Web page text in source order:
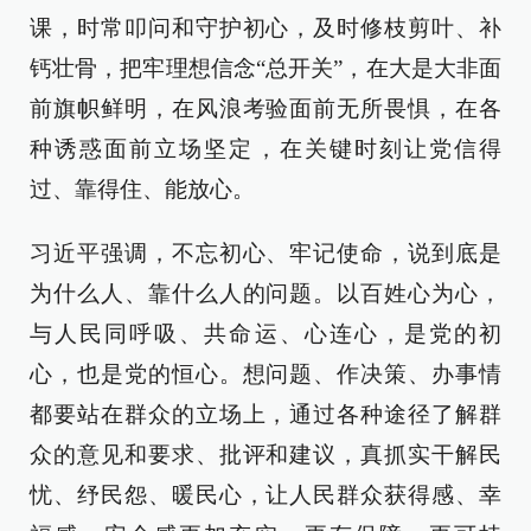
课，时常叩问和守护初心，及时修枝剪叶、补
钙壮骨，把牢理想信念“总开关”，在大是大非面
前旗帜鲜明，在风浪考验面前无所畏惧，在各
种诱惑面前立场坚定，在关键时刻让党信得
过、靠得住、能放心。
习近平强调，不忘初心、牢记使命，说到底是
为什么人、靠什么人的问题。以百姓心为心，
与人民同呼吸、共命运、心连心，是党的初
心，也是党的恒心。想问题、作决策、办事情
都要站在群众的立场上，通过各种途径了解群
众的意见和要求、批评和建议，真抓实干解民
忧、纾民怨、暖民心，让人民群众获得感、幸